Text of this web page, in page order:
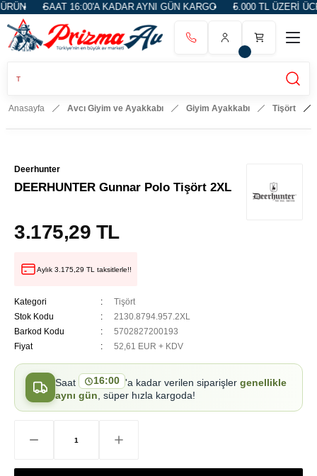
SAAT 16:00'A KADAR AYNI GÜN KARGO 5.000 TL ÜZERİ
Anasayfa Avcı Giyim ve Ayakkabı Giyim Ayakkabı Tişört
Deerhunter
DEERHUNTER Gunnar Polo Tişört 2XL
3.175,29 TL
Aylık 3.175,29 TL taksitlerle!!
Kategori
Tişört
Stok Kodu
2130.8794.957.2XL
Barkod Kodu
5702827200193
Fiyat
52,61 EUR + KDV
Saat 16:00 'a kadar verilen siparişler genellikle
aynı gün , süper hızla kargoda!